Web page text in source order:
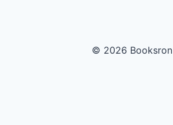
© 2026 Booksron